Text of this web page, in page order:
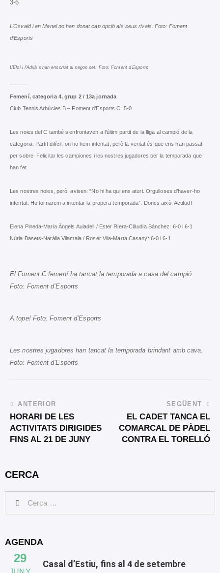
3-6
L’Osvald i en Manel no han donat cap opció als seus rivals. Foto: Foment
d’Esports
L’Eloi i l’Adrià s’han ensorrat al segon set. Foto: Foment d’Esports
———-
Femení, categoria 4, grup 2 / 13a jornada
Club Tennis Arbúcies B – Foment d’Esports C: 5-0
Les noies del C també s’enfrontaven a l’últim partit de la lliga al campió de la
categoria. Partit difícil, on ho hem intentat, però la veritat és que ens han passat
per sobre. Felicitar les campiones i les nostres jugadores per la temporada que
han fet.
Les nostres noies, però, avisen: “No hi ha qui ens aturi. Orgulloses d’haver-ho
intentat. Ho tornarem a intentar la propera temporada”. Doncs això. Actitud!
Elena Pineda-Maria Àngels Auladell / Ester Riera-Clàudia Sánchez: 6-0 i 6-1
Núria Basets-Natàlia Vilamala / Roser Vila-Marta Casany: 6-0 i 6-1
El Foment C femení ha tancat la temporada a casa del campió.
Foto: Foment d’Esports
A tope! Foto: Foment d’Esports
Les nostres jugadores han tancat la temporada brindant amb cava.
Foto: Foment d’Esports
ANTERIOR
HORARI DE LES
ACTIVITATS DIRIGIDES
FINS AL 21 DE JUNY
SEGÜENT
EL CADET TANCA EL
COMARCAL DE PÀDEL
CONTRA EL TORELLÓ
CERCA
AGENDA
29 Casal d’Estiu, fins al 4 de setembre